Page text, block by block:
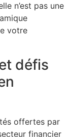
n’est pas une
votre
défis
offertes par
financier